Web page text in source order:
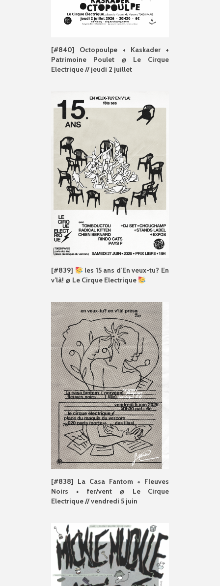
[#840] Octopoulpe + Kaskader +
Patrimoine Poulet @ Le Cirque
Electrique // jeudi 2 juillet
[#839]
les 15 ans d’En veux-tu? En
v’là! @ Le Cirque Electrique
[#838] La Casa Fantom + Fleuves
Noirs + fer/vent @ Le Cirque
Electrique // vendredi 5 juin